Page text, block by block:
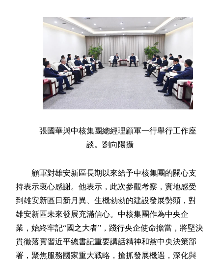
張國華與中核集團總經理顧軍一行舉行工作座
談。劉向陽攝
顧軍對雄安新區長期以來給予中核集團的關心支
持表示衷心感謝。他表示，此次參觀考察，實地感受
到雄安新區日新月異、生機勃勃的建設發展勢頭，對
雄安新區未來發展充滿信心。中核集團作為中央企
業，始終牢記“國之大者”，踐行央企使命擔當，將堅決
貫徹落實習近平總書記重要講話精神和黨中央決策部
署，聚焦服務國家重大戰略，搶抓發展機遇，深化與